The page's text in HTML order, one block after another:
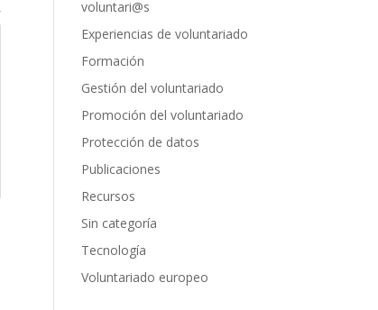
voluntari@s
Experiencias de voluntariado
Formación
Gestión del voluntariado
Promoción del voluntariado
Protección de datos
Publicaciones
Recursos
Sin categoría
Tecnología
Voluntariado europeo